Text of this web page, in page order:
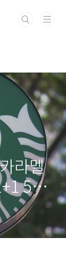
라멜
5월
함
차이